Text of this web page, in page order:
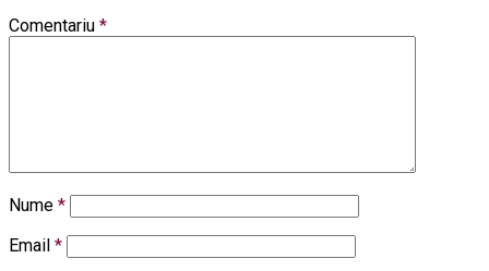
Comentariu *
Nume *
Email *